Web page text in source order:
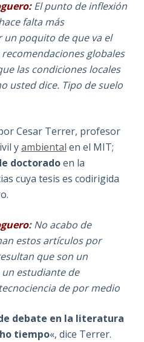
El punto de inflexión
falta más
poquito de que va el
globales
las condiciones locales
usted dice. Tipo de suelo
Cesar Terrer, profesor
yambiental en el MIT;
doctoradoen la
cuya tesis es codirigida
:No acabo de
estos artículos por
que son un
estudiante de
de por medio
debate en la literatura
tiempo«, dice Terrer.